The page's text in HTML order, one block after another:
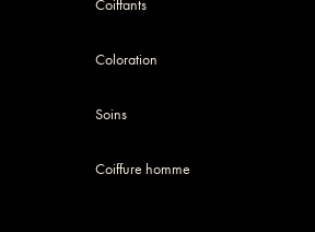
Coiffants
Coloration
Soins
Coiffure homme